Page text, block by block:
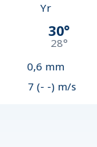
Yr
30°
28°
0,6 mm
7 (- -) m/s